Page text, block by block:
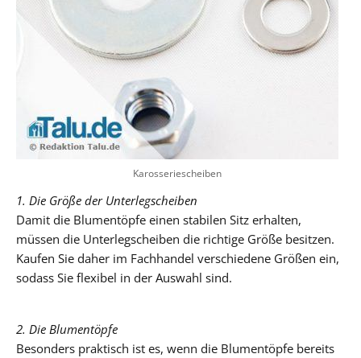
Karosseriescheiben
1. Die Größe der Unterlegscheiben
Damit die Blumentöpfe einen stabilen Sitz erhalten,
müssen die Unterlegscheiben die richtige Größe besitzen.
Kaufen Sie daher im Fachhandel verschiedene Größen ein,
sodass Sie flexibel in der Auswahl sind.
2. Die Blumentöpfe
Besonders praktisch ist es, wenn die Blumentöpfe bereits